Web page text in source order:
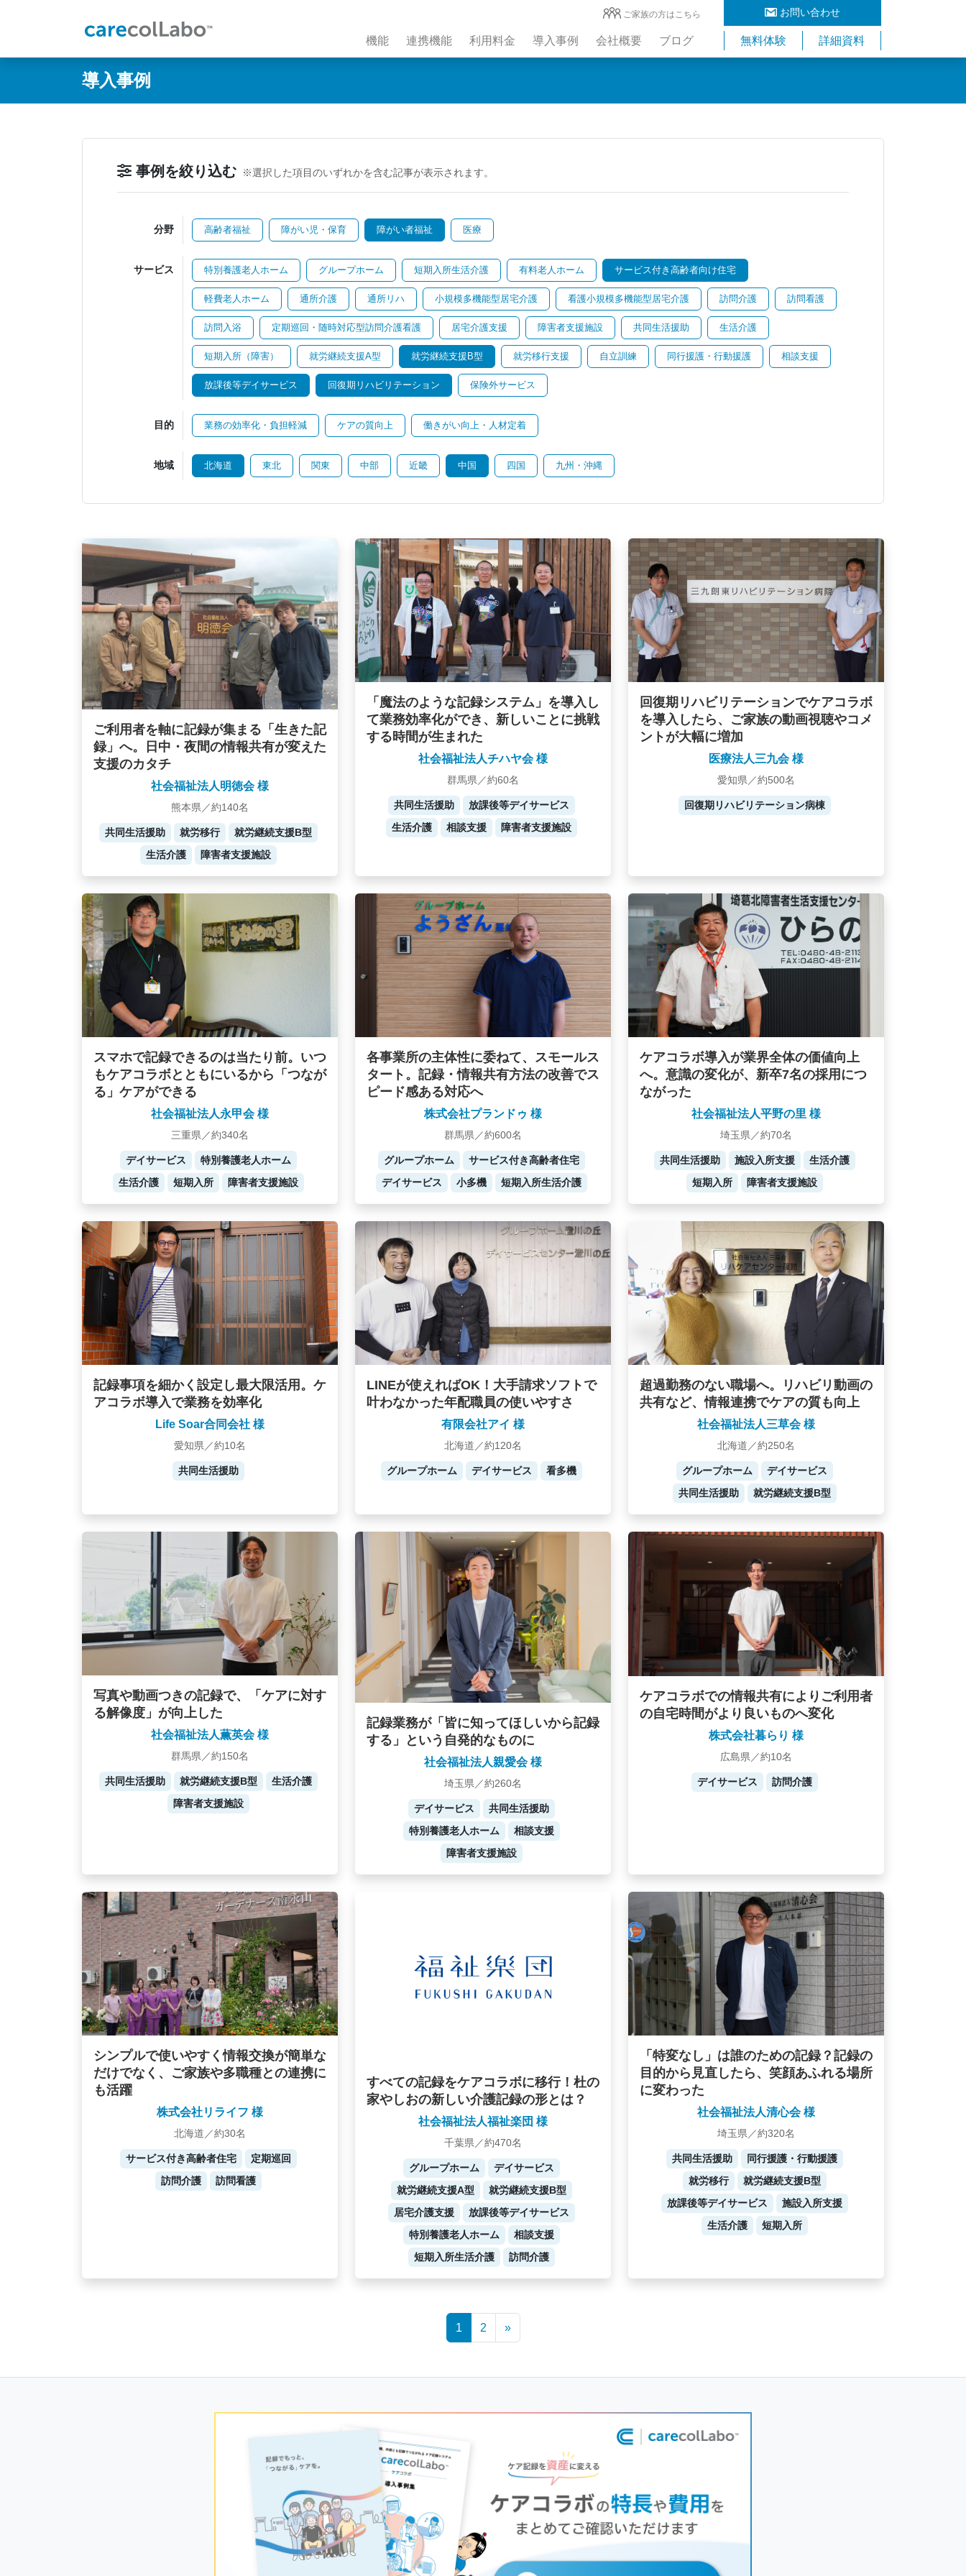
お問い合わせ
ご家族の方はこちら
機能 連携機能 利用料金 導入事例 会社概要 ブログ 無料体験 詳細資料
導入事例
事例を絞り込む ※選択した項目のいずれかを含む記事が表示されます。
分野 高齢者福祉 障がい児・保育 障がい者福祉 医療
サービス 特別養護老人ホーム グループホーム 短期入所生活介護 有料老人ホーム サービス付き高齢者向け住宅
軽費老人ホーム 通所介護 通所リハ 小規模多機能型居宅介護 看護小規模多機能型居宅介護 訪問介護 訪問看護
訪問入浴 定期巡回・随時対応型訪問介護看護 居宅介護支援 障害者支援施設 共同生活援助 生活介護
短期入所（障害） 就労継続支援A型 就労継続支援B型 就労移行支援 自立訓練 同行援護・行動援護 相談支援
放課後等デイサービス 回復期リハビリテーション 保険外サービス
目的 業務の効率化・負担軽減 ケアの質向上 働きがい向上・人材定着
地域 北海道 東北 関東 中部 近畿 中国 四国 九州・沖縄
ご利用者を軸に記録が集まる「生きた記
録」へ。日中・夜間の情報共有が変えた
支援のカタチ
社会福祉法人明徳会 様
熊本県／約140名
共同生活援助 就労移行
就労継続支援B型
生活介護
障害者支援施設
「魔法のような記録システム」を導入し
て業務効率化ができ、新しいことに挑戦
する時間が生まれた
社会福祉法人チハヤ会 様
群馬県／約60名
共同生活援助
放課後等デイサービス
生活介護
相談支援 障害者支援施設
回復期リハビリテーションでケアコラボ
を導入したら、ご家族の動画視聴やコメ
ントが大幅に増加
医療法人三九会 様
愛知県／約500名
回復期リハビリテーション病棟
スマホで記録できるのは当たり前。いつ
もケアコラボとともにいるから「つなが
る」ケアができる
社会福祉法人永甲会 様
三重県／約340名
デイサービス
特別養護老人ホーム
生活介護
短期入所 障害者支援施設
各事業所の主体性に委ねて、スモールス
タート。記録・情報共有方法の改善でス
ピード感ある対応へ
株式会社プランドゥ 様
群馬県／約600名
グループホーム
サービス付き高齢者住宅
デイサービス
小多機 短期入所生活介護
ケアコラボ導入が業界全体の価値向上
へ。意識の変化が、新卒7名の採用につ
ながった
社会福祉法人平野の里 様
埼玉県／約70名
共同生活援助 施設入所支援
生活介護
短期入所
障害者支援施設
記録事項を細かく設定し最大限活用。ケ
アコラボ導入で業務を効率化
Life Soar合同会社 様
愛知県／約10名
共同生活援助
LINEが使えればOK！大手請求ソフトで
叶わなかった年配職員の使いやすさ
有限会社アイ 様
北海道／約120名
グループホーム デイサービス 看多機
超過勤務のない職場へ。リハビリ動画の
共有など、情報連携でケアの質も向上
社会福祉法人三草会 様
北海道／約250名
グループホーム
デイサービス
共同生活援助
就労継続支援B型
写真や動画つきの記録で、「ケアに対す
る解像度」が向上した
社会福祉法人薫英会 様
群馬県／約150名
共同生活援助 就労継続支援B型
生活介護
障害者支援施設
記録業務が「皆に知ってほしいから記録
する」という自発的なものに
社会福祉法人親愛会 様
埼玉県／約260名
デイサービス
共同生活援助
特別養護老人ホーム
相談支援
障害者支援施設
ケアコラボでの情報共有によりご利用者
の自宅時間がより良いものへ変化
株式会社暮らり 様
広島県／約10名
デイサービス 訪問介護
シンプルで使いやすく情報交換が簡単な
だけでなく、ご家族や多職種との連携に
も活躍
株式会社リライフ 様
北海道／約30名
サービス付き高齢者住宅
定期巡回
訪問介護
訪問看護
すべての記録をケアコラボに移行！杜の
家やしおの新しい介護記録の形とは？
社会福祉法人福祉楽団 様
千葉県／約470名
グループホーム
デイサービス
就労継続支援A型
就労継続支援B型
居宅介護支援
放課後等デイサービス
特別養護老人ホーム
相談支援
短期入所生活介護
訪問介護
「特変なし」は誰のための記録？記録の
目的から見直したら、笑顔あふれる場所
に変わった
社会福祉法人清心会 様
埼玉県／約320名
共同生活援助
同行援護・行動援護
就労移行
就労継続支援B型
放課後等デイサービス
施設入所支援
生活介護
短期入所
1 2 »